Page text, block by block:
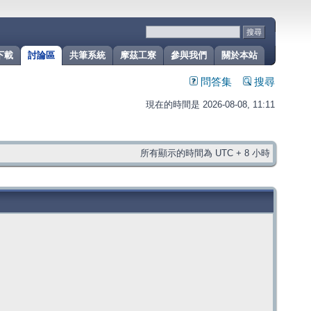
關於本站
參與我們
摩茲工寮
共筆系統
討論區
載
問答集 搜尋
現在的時間是 2026-08-08, 11:11
所有顯示的時間為 UTC + 8 小時